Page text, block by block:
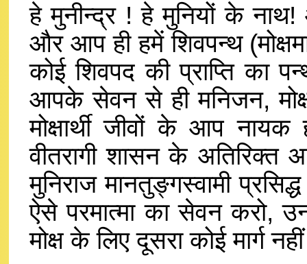
हे मुनीन्द्र ! हे मुनियों के
और आप ही हमें शिवपन्थ
कोई शिवपद की प्राप्ति का
आपके सेवन से ही मनिजन,
मोक्षार्थी जीवों के आप
वीतरागी शासन के अतिरिक्त
मुनिराज मानतुङ्गस्वामी
ऐसे परमात्मा का सेवन करो,
मोक्ष के लिए दूसरा कोई मार्ग